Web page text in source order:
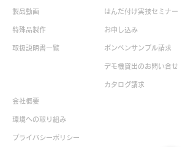
製品動画
特殊品製作
取扱説明書一覧
会社概要
環境への取り組み
​プライバシーポリシー
はんだ付け実技セミナー
お申し込み
ボンペンサンプル請求
デモ機貸出のお問い合せ
カタログ請求